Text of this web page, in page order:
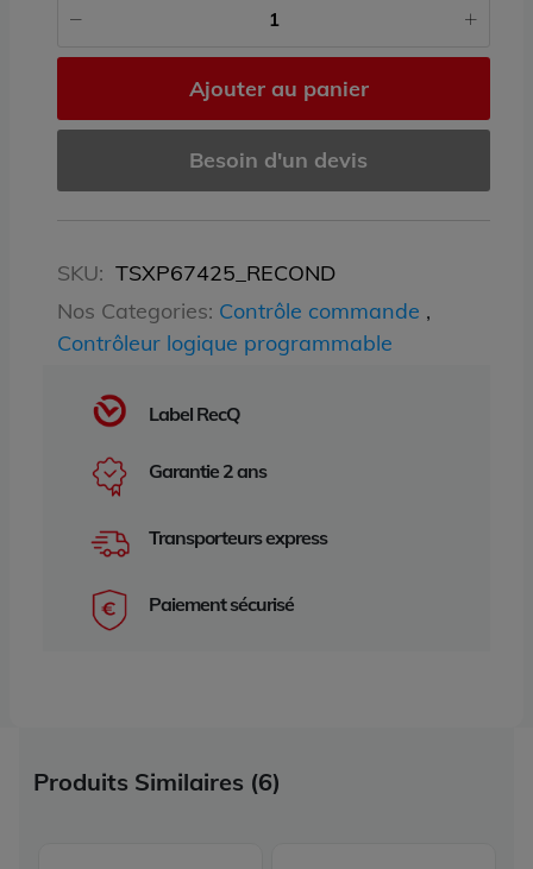
Ajouter au panier
Besoin d'un devis
SKU: TSXP67425_RECOND
Nos Categories: Contrôle commande ,
Contrôleur logique programmable
Label RecQ
Garantie 2 ans
Transporteurs express
Paiement sécurisé
Produits Similaires (6)